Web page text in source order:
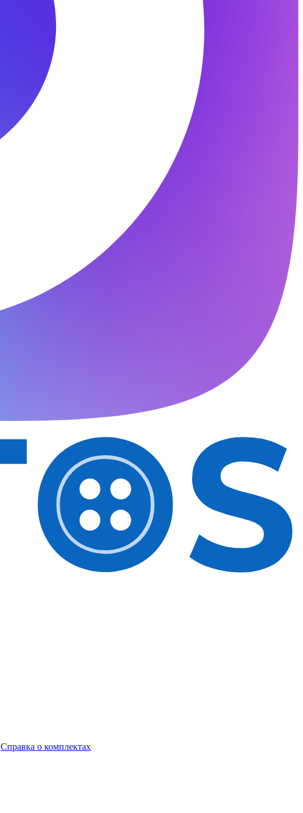
Справка о комплектах